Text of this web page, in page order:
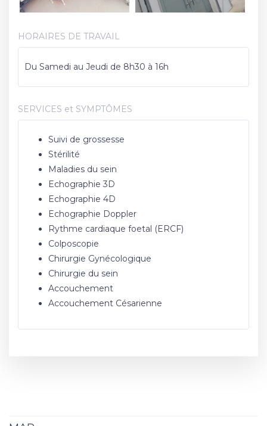
HORAIRES DE TRAVAIL
Du Samedi au Jeudi de 8h30 à 16h
SERVICES et SYMPTÔMES
Suivi de grossesse
Stérilité
Maladies du sein
Echographie 3D
Echographie 4D
Echographie Doppler
Rythme cardiaque foetal (ERCF)
Colposcopie
Chirurgie Gynécologique
Chirurgie du sein
Accouchement
Accouchement Césarienne